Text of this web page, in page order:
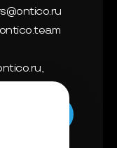
,